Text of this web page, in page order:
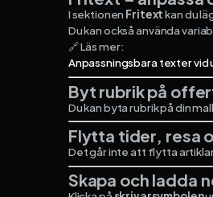
I sektionen Fritextkan du
Du kan också använda
🔗 Läs mer:
Anpassningsbara texter
Byt rubrik på
Du kan byta rubrik på din
Flytta tider, resa
Det går inte att flytta
Skapa och ladda